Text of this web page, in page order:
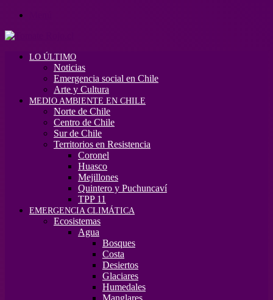
LO ÚLTIMO
Noticias
Emergencia social en Chile
Arte y Cultura
MEDIO AMBIENTE EN CHILE
Norte de Chile
Centro de Chile
Sur de Chile
Territorios en Resistencia
Coronel
Huasco
Mejillones
Quintero y Puchuncaví
TPP 11
EMERGENCIA CLIMÁTICA
Ecosistemas
Agua
Bosques
Costa
Desiertos
Glaciares
Humedales
Manglares